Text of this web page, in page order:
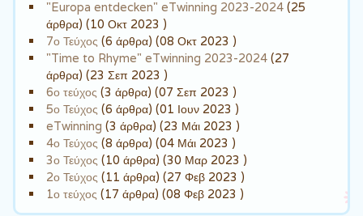
"Europa entdecken" eTwinning 2023-2024 (25
άρθρα) (10 Οκτ 2023 )
7ο Τεύχος (6 άρθρα) (08 Οκτ 2023 )
"Time to Rhyme" eTwinning 2023-2024 (27
άρθρα) (23 Σεπ 2023 )
6ο τεύχος (3 άρθρα) (07 Σεπ 2023 )
5ο Τεύχος (6 άρθρα) (01 Ιουν 2023 )
eTwinning (3 άρθρα) (23 Μάι 2023 )
4ο Τεύχος (8 άρθρα) (04 Μάι 2023 )
3ο Τεύχος (10 άρθρα) (30 Μαρ 2023 )
2ο Τεύχος (11 άρθρα) (27 Φεβ 2023 )
1ο τεύχος (17 άρθρα) (08 Φεβ 2023 )